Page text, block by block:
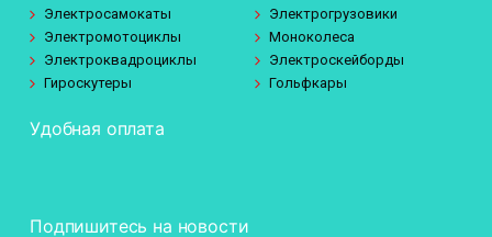
Электросамокаты
Электрогрузовики
Электромотоциклы
Моноколеса
Электроквадроциклы
Электроскейборды
Гироскутеры
Гольфкары
Удобная оплата
Подпишитесь на новости